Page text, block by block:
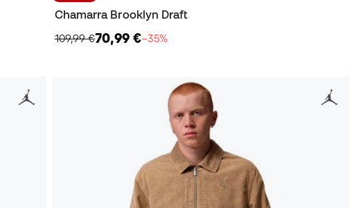
Chamarra Brooklyn Draft
109,99 €70,99 €−35%